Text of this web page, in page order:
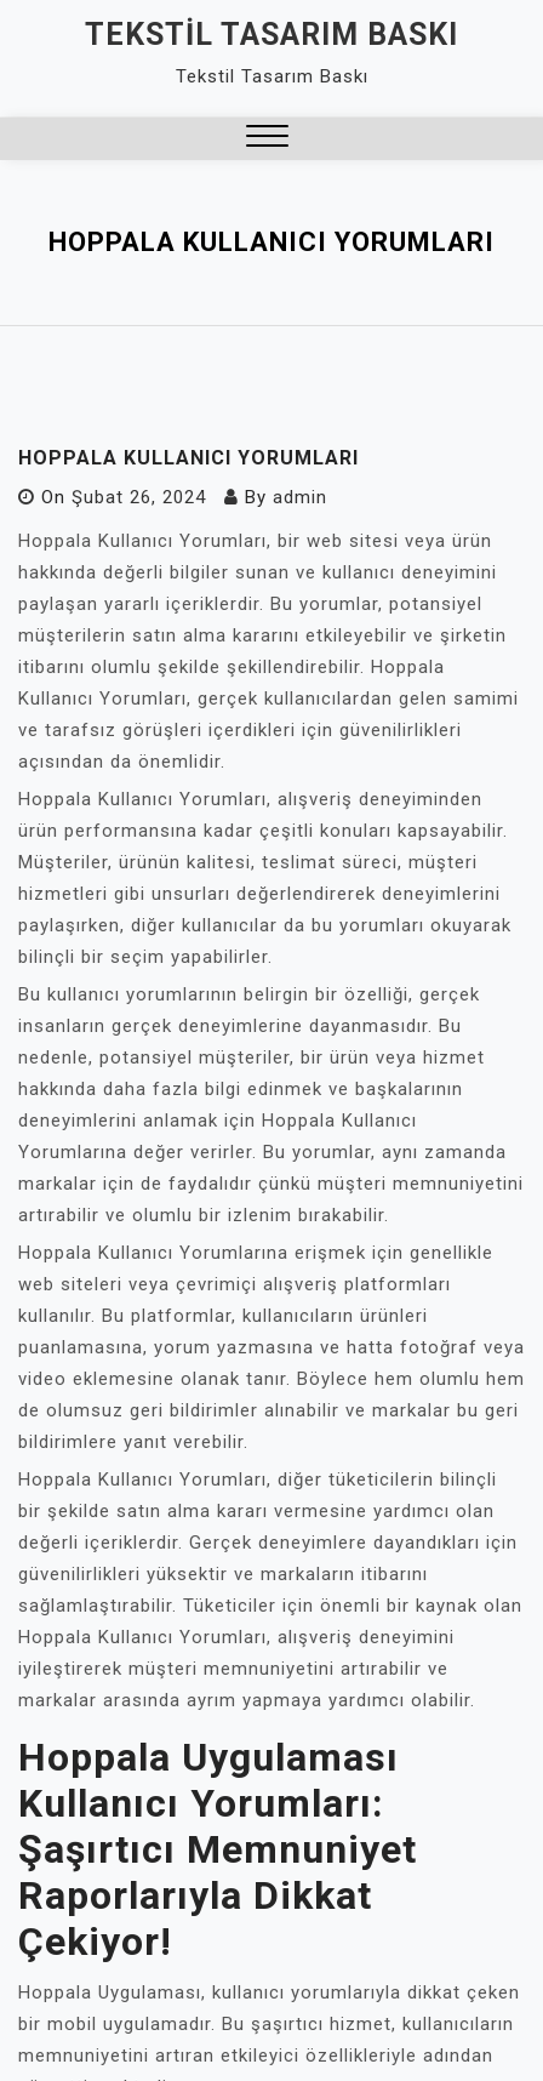
TEKSTIL TASARIM BASKI
Tekstil Tasarım Baskı
HOPPALA KULLANICI YORUMLARI
HOPPALA KULLANICI YORUMLARI
On Şubat 26, 2024 By admin
Hoppala Kullanıcı Yorumları, bir web sitesi veya ürün
hakkında değerli bilgiler sunan ve kullanıcı deneyimini
paylaşan yararlı içeriklerdir. Bu yorumlar, potansiyel
müşterilerin satın alma kararını etkileyebilir ve şirketin
itibarını olumlu şekilde şekillendirebilir. Hoppala
Kullanıcı Yorumları, gerçek kullanıcılardan gelen samimi
ve tarafsız görüşleri içerdikleri için güvenilirlikleri
açısından da önemlidir.
Hoppala Kullanıcı Yorumları, alışveriş deneyiminden
ürün performansına kadar çeşitli konuları kapsayabilir.
Müşteriler, ürünün kalitesi, teslimat süreci, müşteri
hizmetleri gibi unsurları değerlendirerek deneyimlerini
paylaşırken, diğer kullanıcılar da bu yorumları okuyarak
bilinçli bir seçim yapabilirler.
Bu kullanıcı yorumlarının belirgin bir özelliği, gerçek
insanların gerçek deneyimlerine dayanmasıdır. Bu
nedenle, potansiyel müşteriler, bir ürün veya hizmet
hakkında daha fazla bilgi edinmek ve başkalarının
deneyimlerini anlamak için Hoppala Kullanıcı
Yorumlarına değer verirler. Bu yorumlar, aynı zamanda
markalar için de faydalıdır çünkü müşteri memnuniyetini
artırabilir ve olumlu bir izlenim bırakabilir.
Hoppala Kullanıcı Yorumlarına erişmek için genellikle
web siteleri veya çevrimiçi alışveriş platformları
kullanılır. Bu platformlar, kullanıcıların ürünleri
puanlamasına, yorum yazmasına ve hatta fotoğraf veya
video eklemesine olanak tanır. Böylece hem olumlu hem
de olumsuz geri bildirimler alınabilir ve markalar bu geri
bildirimlere yanıt verebilir.
Hoppala Kullanıcı Yorumları, diğer tüketicilerin bilinçli
bir şekilde satın alma kararı vermesine yardımcı olan
değerli içeriklerdir. Gerçek deneyimlere dayandıkları için
güvenilirlikleri yüksektir ve markaların itibarını
sağlamlaştırabilir. Tüketiciler için önemli bir kaynak olan
Hoppala Kullanıcı Yorumları, alışveriş deneyimini
iyileştirerek müşteri memnuniyetini artırabilir ve
markalar arasında ayrım yapmaya yardımcı olabilir.
Hoppala Uygulaması
Kullanıcı Yorumları:
Şaşırtıcı Memnuniyet
Raporlarıyla Dikkat
Çekiyor!
Hoppala Uygulaması, kullanıcı yorumlarıyla dikkat çeken
bir mobil uygulamadır. Bu şaşırtıcı hizmet, kullanıcıların
memnuniyetini artıran etkileyici özellikleriyle adından